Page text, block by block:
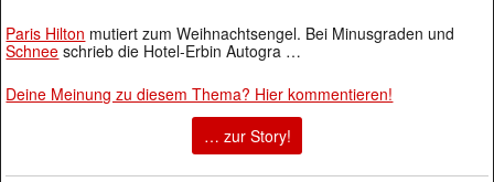
Paris Hilton mutiert zum Weihnachtsengel. Bei Minusgraden und
Schnee schrieb die Hotel-Erbin Autogra …
Deine Meinung zu diesem Thema? Hier kommentieren!
… zur Story!